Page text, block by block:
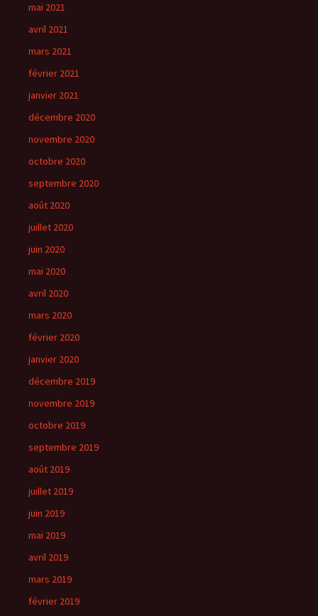
mai 2021
avril 2021
mars 2021
février 2021
janvier 2021
décembre 2020
novembre 2020
octobre 2020
septembre 2020
août 2020
juillet 2020
juin 2020
mai 2020
avril 2020
mars 2020
février 2020
janvier 2020
décembre 2019
novembre 2019
octobre 2019
septembre 2019
août 2019
juillet 2019
juin 2019
mai 2019
avril 2019
mars 2019
février 2019